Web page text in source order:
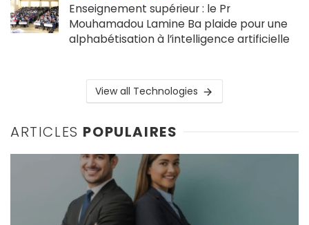
Enseignement supérieur : le Pr
Mouhamadou Lamine Ba plaide pour une
alphabétisation à l’intelligence artificielle
View all Technologies
ARTICLES POPULAIRES